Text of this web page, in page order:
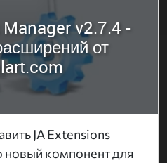
v2.7.4 -
от
JA Extensions
компонент для